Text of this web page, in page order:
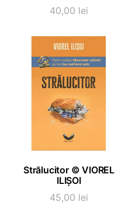
40,00 lei
ADAUGĂ ÎN COȘ
Strălucitor © VIOREL
ILIȘOI
45,00 lei